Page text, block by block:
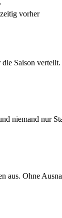
vorher
Saison verteilt.
niemand nur
aus. Ohne